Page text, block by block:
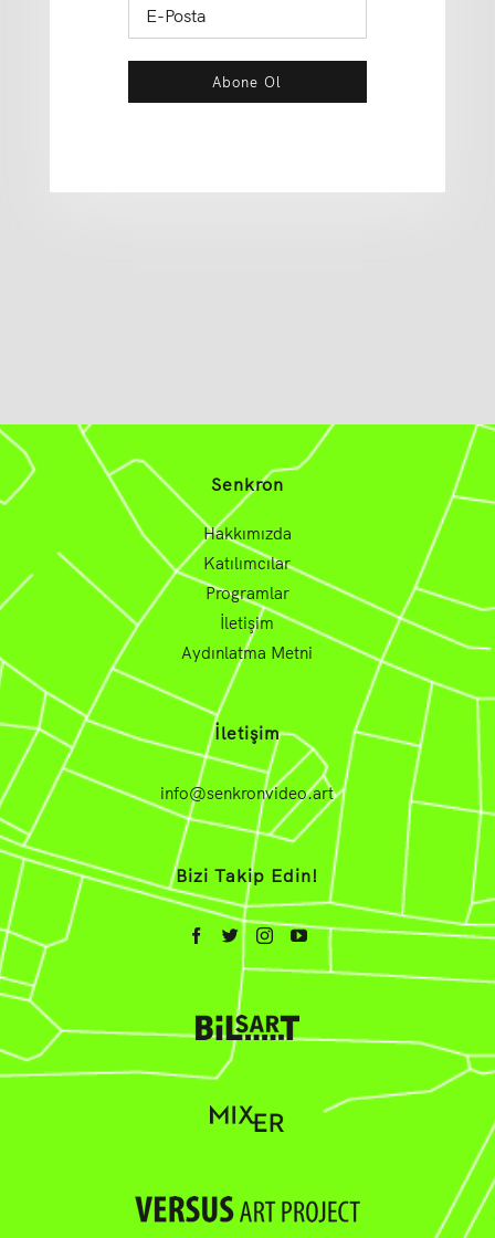
Abone Ol
Senkron
Hakkımızda
Katılımcılar
Programlar
İletişim
Aydınlatma Metni
İletişim
info@senkronvideo.art
Bizi Takip Edin!